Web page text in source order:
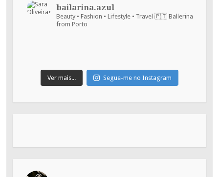
bailarina.azul
Beauty • Fashion • Lifestyle • Travel 🇵🇹 Ballerina
from Porto
Ver mais... Segue-me no Instagram